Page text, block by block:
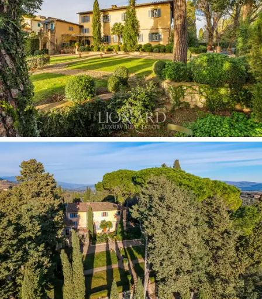
A fenséges kétszintes, kezdetben három lakóhelyre
osztott főépület a fő rész és az egykori parasztház
egyesülésének eredménye, összességében 700
négyzetméter. A melléképülettel együtt, amelynek egy
emelete mezzanine területtel rendelkezik, összesen 9
hálószoba és 9 fürdőszoba található.
A belső terek ügyes megszervezése ma egyesíti a
főházat az egykori parasztházzal, amely lehetőséget
kínál a főépülettől különálló két további egység
létrehozására.
Ez azexkluzív villa Firenze dombjain eladó,
kényelmes eléréssel a történelmi központjába. Ideális a
toszkán vidék leghitelesebb légkörébe merülni, anélkül,
hogy feladná az álomház luxusát.